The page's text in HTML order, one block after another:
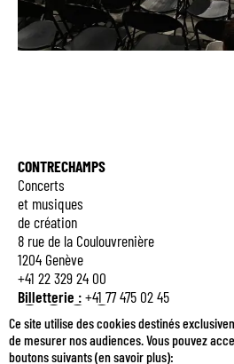
Ce site utilise des cookies destinés
de mesurer nos audiences. Vous pouvez
boutons suivants (en savoir plus):
CONTRECHAMPS
Concerts
et musiques
de création
8 rue de la Coulouvrenière
1204 Genève
+41 22 329 24 00
Billetterie :+41 77 475 02 45
QEMB